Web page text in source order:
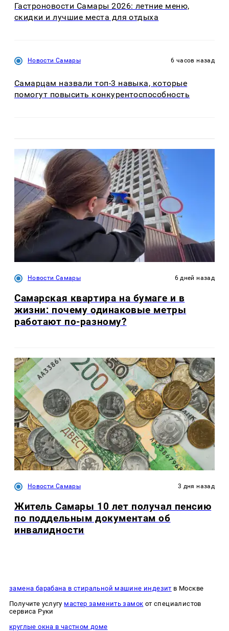
Гастроновости Самары 2026: летние меню,
скидки и лучшие места для отдыха
Новости Самары 6 часов назад
Самарцам назвали топ-3 навыка, которые
помогут повысить конкурентоспособность
Новости Самары 6 дней назад
Самарская квартира на бумаге и в
жизни: почему одинаковые метры
работают по-разному?
Новости Самары 3 дня назад
Житель Самары 10 лет получал пенсию
по поддельным документам об
инвалидности
замена барабана в стиральной машине индезит в Москве
Получите услугу мастер заменить замок от специалистов
сервиса Руки
круглые окна в частном доме